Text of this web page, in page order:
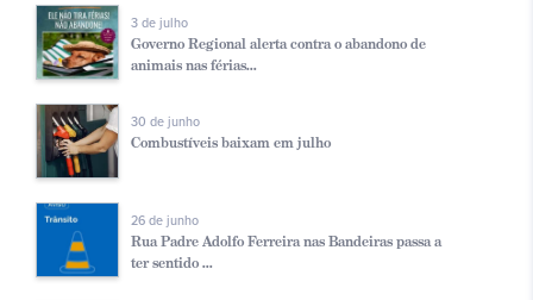
3 de julho
Governo Regional alerta contra o abandono de
animais nas férias...
30 de junho
Combustíveis baixam em julho
26 de junho
Rua Padre Adolfo Ferreira nas Bandeiras passa a
ter sentido ...